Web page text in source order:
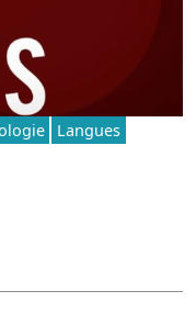
Langues